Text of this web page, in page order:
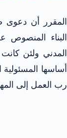
المقرر أن دعوى
المدني ولئن
أساسها
رب العمل إلى